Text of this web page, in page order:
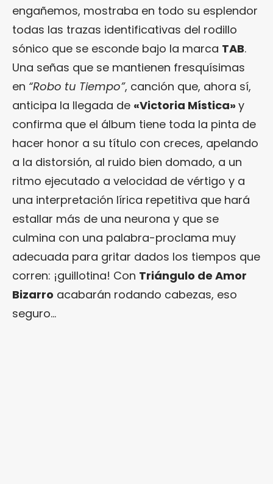
engañemos, mostraba en todo su esplendor
todas las trazas identificativas del rodillo
sónico que se esconde bajo la marca TAB.
Una señas que se mantienen fresquísimas
en “Robo tu Tiempo”, canción que, ahora sí,
anticipa la llegada de «Victoria Mística» y
confirma que el álbum tiene toda la pinta de
hacer honor a su título con creces, apelando
a la distorsión, al ruido bien domado, a un
ritmo ejecutado a velocidad de vértigo y a
una interpretación lírica repetitiva que hará
estallar más de una neurona y que se
culmina con una palabra-proclama muy
adecuada para gritar dados los tiempos que
corren: ¡guillotina! Con Triángulo de Amor
Bizarro acabarán rodando cabezas, eso
seguro…